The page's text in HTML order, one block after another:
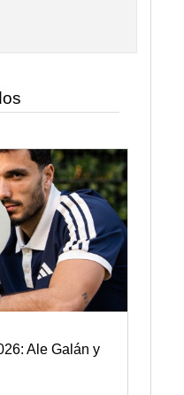
Ale Galán y